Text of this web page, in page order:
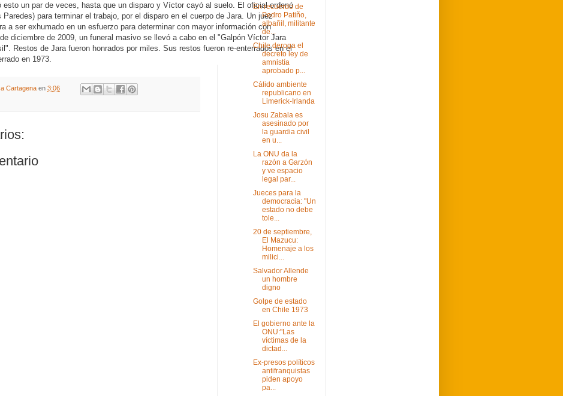
esto un par de veces, hasta que un disparo y Víctor cayó al suelo. El oficial ordenó
para terminar el trabajo, por el disparo en el cuerpo de Jara. Un juez
a ser exhumado en un esfuerzo para determinar con mayor información con
diciembre de 2009, un funeral masivo se llevó a cabo en el "Galpón Víctor Jara
Restos de Jara fueron honrados por miles. Sus restos fueron re-enterrados en el
en 1973.
Cartagena en 3:06
En recuerdo de
Pedro Patiño,
albañil, militante
de...
Chile deroga el
decreto ley de
amnistía
aprobado p...
Cálido ambiente
republicano en
Limerick-Irlanda
Josu Zabala es
asesinado por
la guardia civil
en u...
La ONU da la
razón a Garzón
y ve espacio
legal par...
Jueces para la
democracia: "Un
estado no debe
tole...
20 de septiembre,
El Mazucu:
Homenaje a los
milici...
Salvador Allende
un hombre
digno
Golpe de estado
en Chile 1973
El gobierno ante la
ONU:"Las
víctimas de la
dictad...
Ex-presos políticos
antifranquistas
piden apoyo
pa...